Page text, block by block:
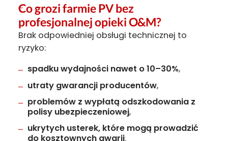
Co grozi farmie PV bez
profesjonalnej opieki O&M?
Brak odpowiedniej obsługi technicznej to
ryzyko:
spadku wydajności nawet o 10–30%,
utraty gwarancji producentów,
problemów z wypłatą odszkodowania z
polisy ubezpieczeniowej,
ukrytych usterek, które mogą prowadzić
do kosztownych awarii.